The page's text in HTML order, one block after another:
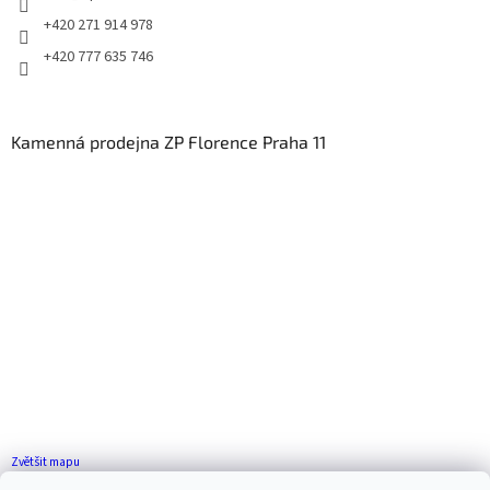
+420 271 914 978
+420 777 635 746
Kamenná prodejna ZP Florence Praha 11
Zvětšit mapu